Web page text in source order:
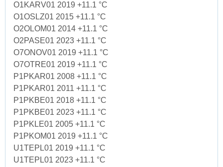
O1KARV01 2019 +11.1 °C
O1OSLZ01 2015 +11.1 °C
O2OLOM01 2014 +11.1 °C
O2PASE01 2023 +11.1 °C
O7ONOV01 2019 +11.1 °C
O7OTRE01 2019 +11.1 °C
P1PKAR01 2008 +11.1 °C
P1PKAR01 2011 +11.1 °C
P1PKBE01 2018 +11.1 °C
P1PKBE01 2023 +11.1 °C
P1PKLE01 2005 +11.1 °C
P1PKOM01 2019 +11.1 °C
U1TEPL01 2019 +11.1 °C
U1TEPL01 2023 +11.1 °C